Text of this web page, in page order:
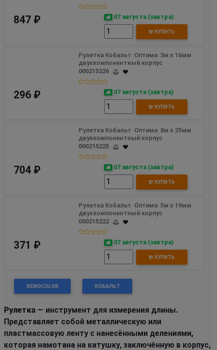
847 ₽ 07 августа (завтра)
КУПИТЬ
Рулетка Кобальт  Оптима  3м x 16мм
двухкомпонентный корпус
000215226
296 ₽ 07 августа (завтра)
КУПИТЬ
Рулетка Кобальт  Оптима  8м x 25мм
двухкомпонентный корпус
000215225
704 ₽ 07 августа (завтра)
КУПИТЬ
Рулетка Кобальт  Оптима  5м x 19мм
двухкомпонентный корпус
000215222
371 ₽ 07 августа (завтра)
КУПИТЬ
REMOCOLOR КОБАЛЬТ
Рулетка — инструмент для измерения длины.
Представляет собой металлическую или
пластмассовую ленту с нанесёнными делениями,
которая намотана на катушку, заключённую в корпус,